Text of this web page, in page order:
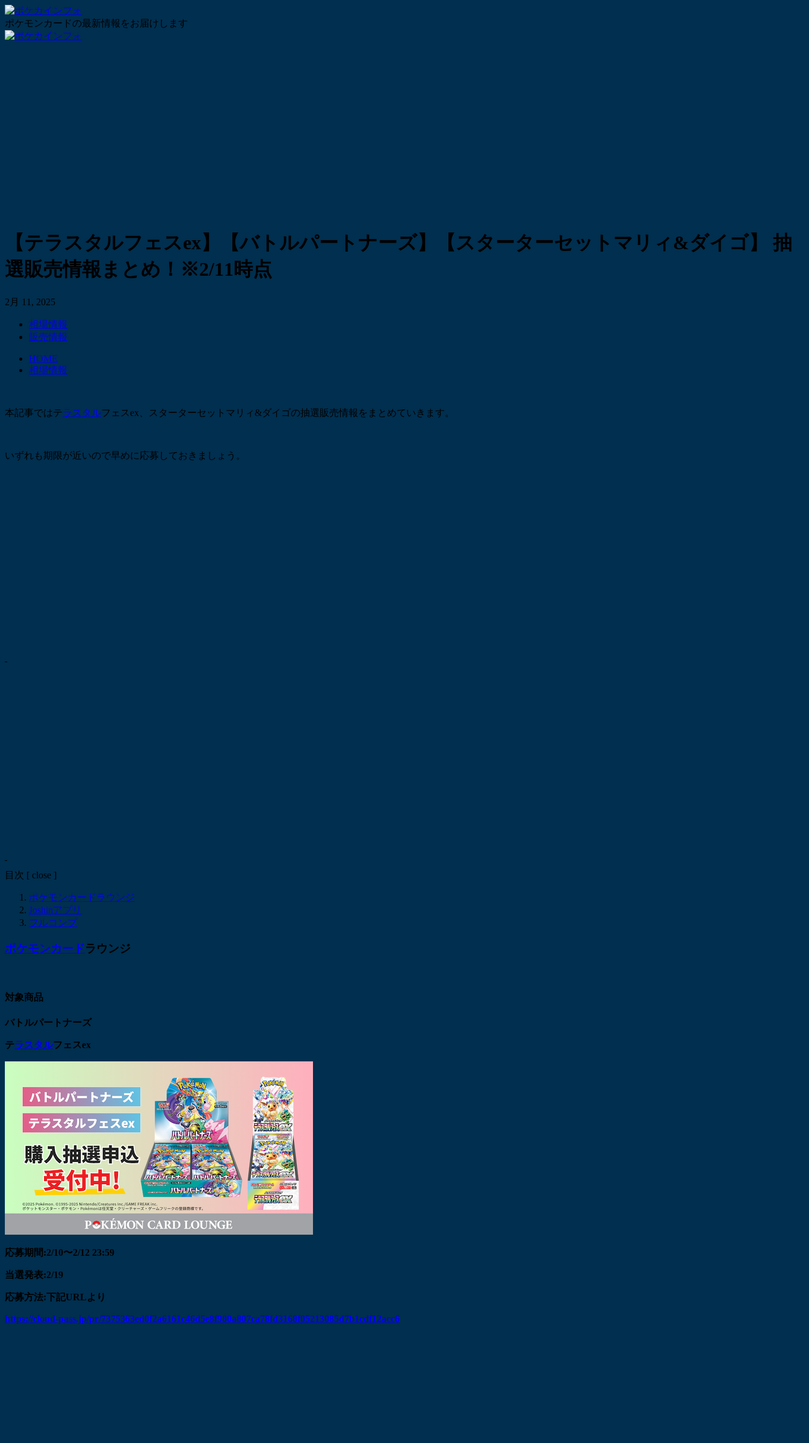
ポケモンカードの最新情報をお届けします
【テラスタルフェスex】【バトルパートナーズ】【スターターセットマリィ&ダイゴ】 抽
選販売情報まとめ！※2/11時点
2月 11, 2025
相場情報
販売情報
HOME
相場情報
本記事ではテラスタルフェスex、スターターセットマリィ&ダイゴの抽選販売情報をまとめていきます。
いずれも期限が近いので早めに応募しておきましょう。
目次 [ close ]
ポケモンカードラウンジ
Joshinアプリ
フルコンプ
ポケモンカードラウンジ
対象商品
バトルパートナーズ
テラスタルフェスex
応募期間:2/10〜2/12 23:59
当選発表:2/19
応募方法:下記URLより
https://cloud-pass.jp/pr/7375363ed0f2a6161c46d5e8f980a807ca78fd3168f05213085d7b1cdf12acc6